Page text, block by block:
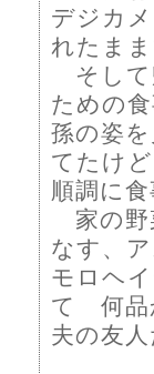
デジカ
れたま
そして
ための
孫の姿
てたけ
順調に
家の野
なす、
モロヘ
て 何品
夫の友